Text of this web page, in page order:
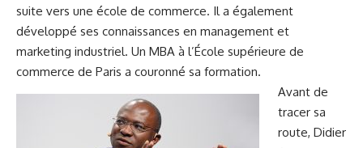
suite vers une école de commerce. Il a également
développé ses connaissances en management et
marketing industriel. Un MBA à l’École supérieure de
commerce de Paris a couronné sa formation.
Avant de
tracer sa
route, Didier